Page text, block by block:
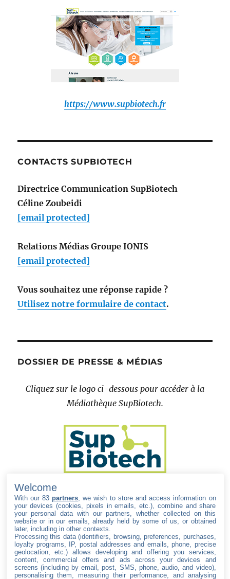
https://www.supbiotech.fr
CONTACTS SUPBIOTECH
Directrice Communication SupBiotech
Céline Zoubeidi
[email protected]
Relations Médias Groupe IONIS
[email protected]
Vous souhaitez une réponse rapide ?
Utilisez notre formulaire de contact.
DOSSIER DE PRESSE & MÉDIAS
Cliquez sur le logo ci-dessous pour accéder à la
Médiathèque SupBiotech.
SUIVEZ SUPBIOTECH
facebook
twitterinstagram
youtubelinkedin
Welcome
With our 83 partners , we wish to store and access information on
your devices (cookies, pixels in emails, etc.), combine and share
your personal data with our partners, whether collected on this
website or in our emails, already held by some of us, or obtained
later, including in other contexts.
Processing this data (identifiers, browsing, preferences, purchases,
loyalty programs, IP, postal addresses and emails, phone, precise
geolocation, etc.) allows developing and offering you services,
content, commercial offers and ads across your devices and
screens (including by email, post, SMS, phone, audio, and video),
personalising them, measuring their performance, and analysing